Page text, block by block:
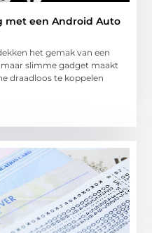
met een Android Auto
het gemak van een
slimme gadget maakt
draadloos te koppelen